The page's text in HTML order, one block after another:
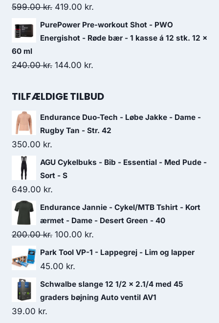
6,799.00 kr..
599.00kr. Original
price
was:
419.00 kr.
price
is:
PurePower Pre-workout Shot - PWO
Energishot - Røde bær - 1 kasse á 12 stk. 12 x
60 ml
240.00kr. Original
was:
144.00 kr.
is:
TILFÆLDIGE TILBUD
Endurance Duo-Tech - Løbe Jakke - Dame -
Rugby Tan - Str. 42
350.00 kr.
AGU Cykelbuks - Bib - Essential - Med Pude -
Sort - S
649.00 kr.
Endurance Jannie - Cykel/MTB Tshirt - Kort
ærmet - Dame - Desert Green - 40
200.00kr. Original
price
was:
100.00 kr.
price
Park Tool VP-1 - Lappegrej - Lim og lapper
45.00 kr.
Schwalbe slange 12 1/2 x 2.1/4 med 45
graders bøjning Auto ventil AV1
39.00 kr.